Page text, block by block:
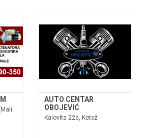
AUTO CENTAR
OBOJEVIĆ
Kalovita 22a, Kotež